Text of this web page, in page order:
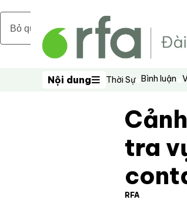
Bỏ qua nội dung chính
Nội dung
Nội dung Thời Sự Bình luận
tra
RFA